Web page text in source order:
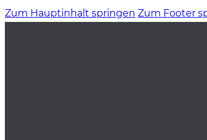
Zum Hauptinhalt springen Zum Footer